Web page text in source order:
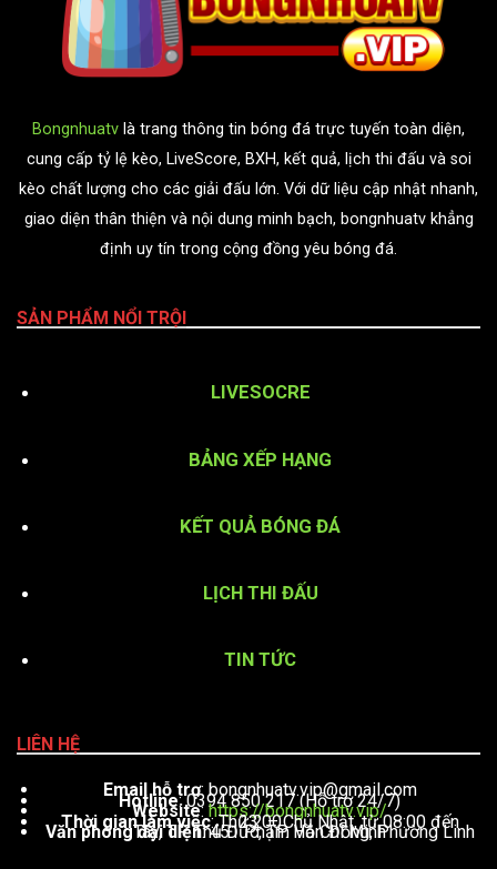
Bongnhuatv là trang thông tin bóng đá trực tuyến toàn diện,
cung cấp tỷ lệ kèo, LiveScore, BXH, kết quả, lịch thi đấu và soi
kèo chất lượng cho các giải đấu lớn. Với dữ liệu cập nhật nhanh,
giao diện thân thiện và nội dung minh bạch, bongnhuatv khẳng
định uy tín trong cộng đồng yêu bóng đá.
SẢN PHẨM NỔI TRỘI
LIVESOCRE
BẢNG XẾP HẠNG
KẾT QUẢ BÓNG ĐÁ
LỊCH THI ĐẤU
TIN TỨC
LIÊN HỆ
Email hỗ trợ:bongnhuatv.vip@gmail.com
Hotline: 0394 850 217 (Hỗ trợ 24/7)
Website:https://bongnhuatv.vip/
Thời gian làm việc : Thứ 2 – Chủ Nhật, từ 08:00 đến 23:00
Văn phòng đại diện: 451 Phạm Văn Đồng, Phường Linh Tây, TP. Thủ Đức, TP. Hồ Chí Minh